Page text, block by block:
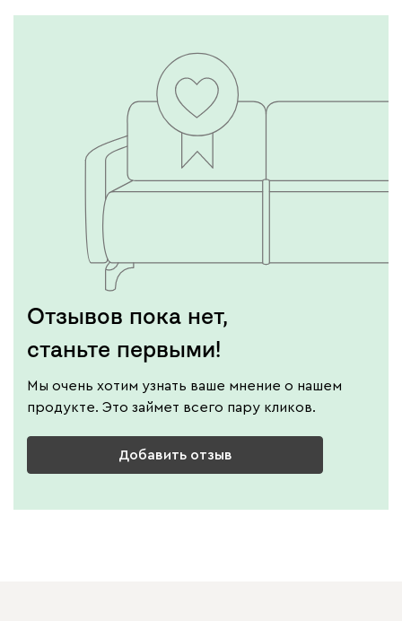
Отзывов пока нет,
станьте первыми!
Мы очень хотим узнать ваше мнение о нашем
продукте. Это займет всего пару кликов.
Добавить отзыв